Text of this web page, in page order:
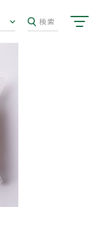
検索